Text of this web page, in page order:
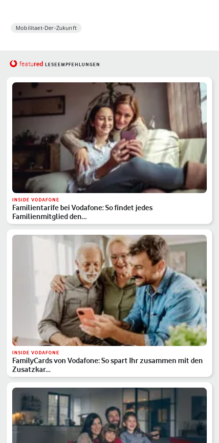
Mobilitaet-Der-Zukunft
featured LESEEMPFEHLUNGEN
INSIDE VODAFONE
Familientarife bei Vodafone: So findet jedes
Familienmitglied den…
INSIDE VODAFONE
FamilyCards von Vodafone: So spart Ihr zusammen mit den
Zusatzkar…